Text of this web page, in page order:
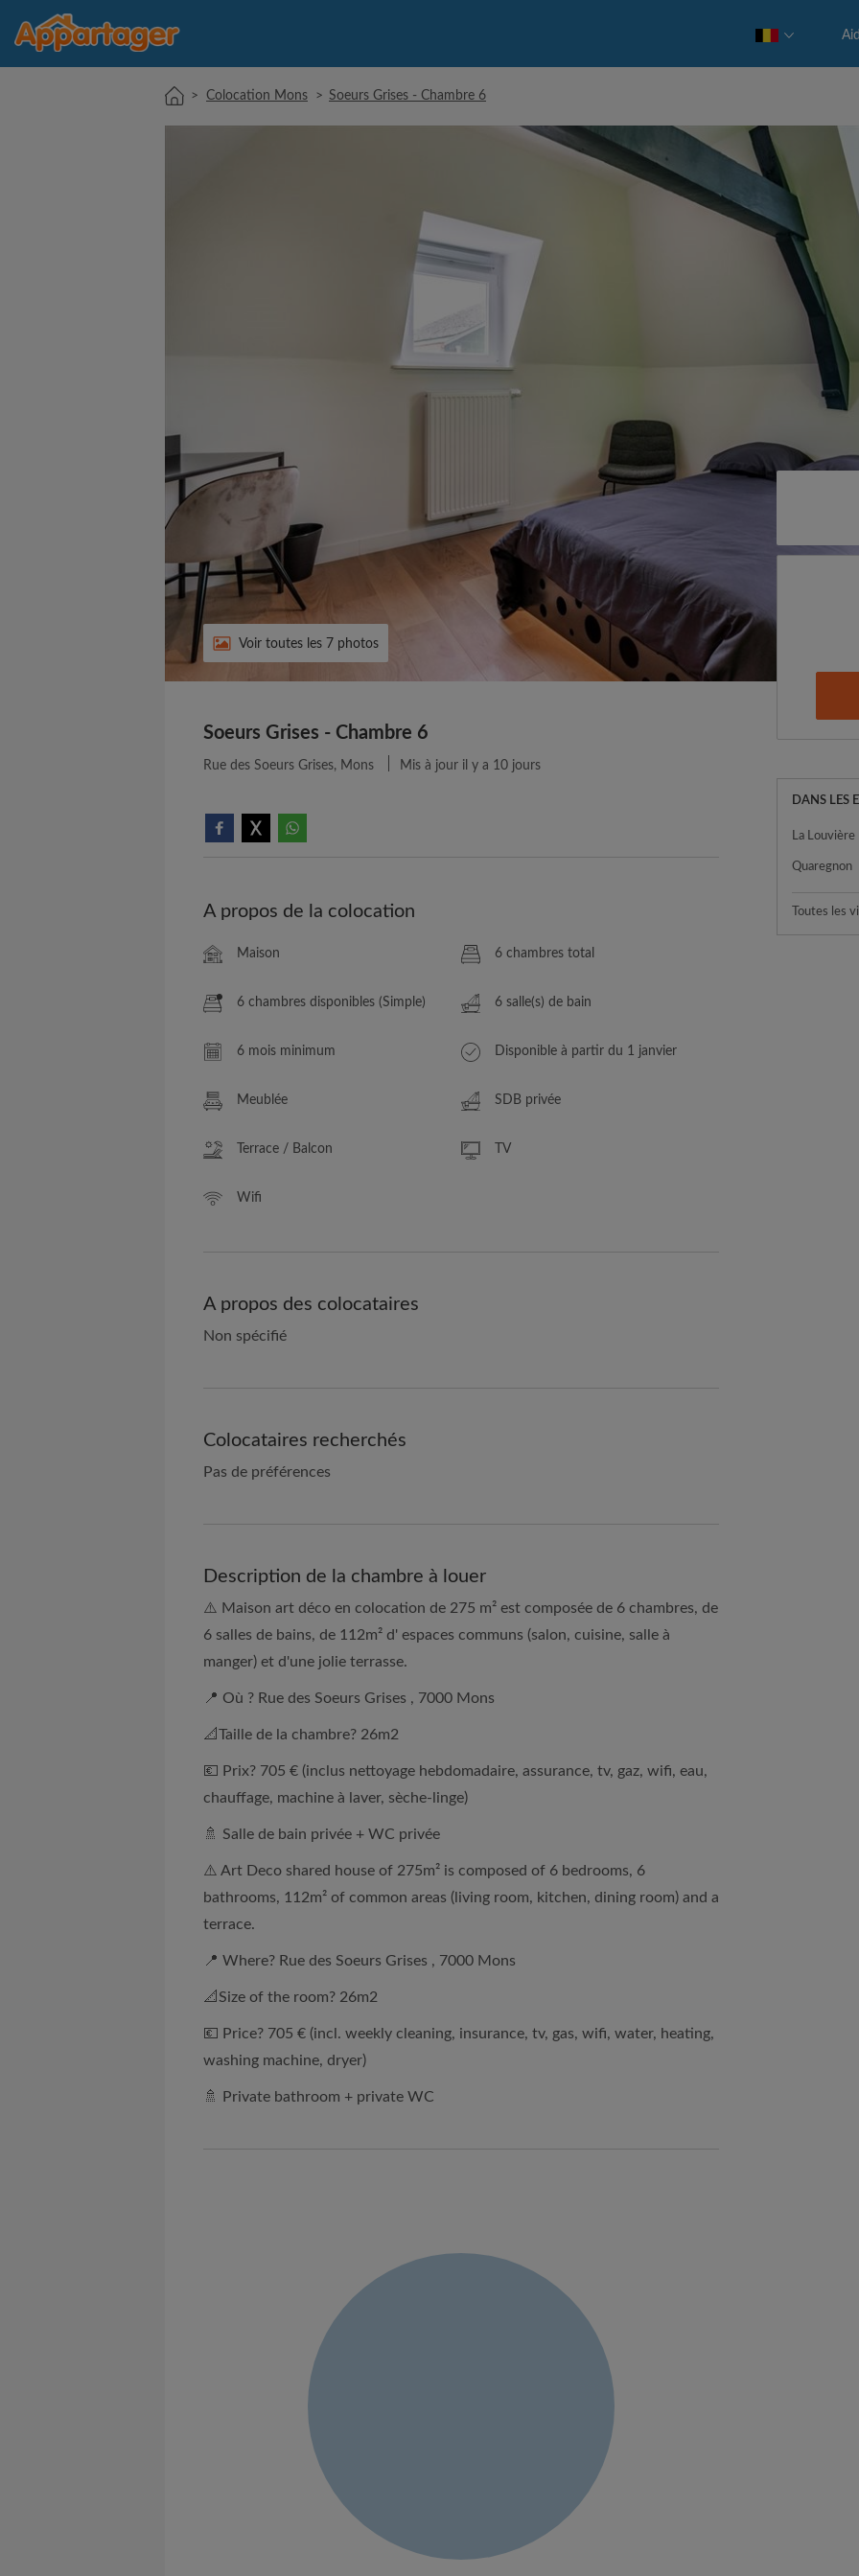
> Colocation Mons > Soeurs Grises - Chambre 6
Voir toutes les 7 photos
Soeurs Grises - Chambre 6
Rue des Soeurs Grises, Mons Mis à jour il y a 10 jours
A propos de la colocation
Maison 6 chambres total
6 chambres disponibles (Simple) 6 salle(s) de bain
6 mois minimum Disponible à partir du 1 janvier
Meublée SDB privée
Terrace / Balcon TV
Wifi
A propos des colocataires
Non spécifié
Colocataires recherchés
Pas de préférences
Description de la chambre à louer
⚠️ Maison art déco en colocation de 275 m² est composée de 6 chambres, de
6 salles de bains, de 112m² d' espaces communs (salon, cuisine, salle à
manger) et d'une jolie terrasse.
📍 Où ? Rue des Soeurs Grises , 7000 Mons
📐Taille de la chambre? 26m2
💶 Prix? 705 € (inclus nettoyage hebdomadaire, assurance, tv, gaz, wifi, eau,
chauffage, machine à laver, sèche-linge)
🚿 Salle de bain privée + WC privée
⚠️ Art Deco shared house of 275m² is composed of 6 bedrooms, 6
bathrooms, 112m² of common areas (living room, kitchen, dining room) and a
terrace.
📍 Where? Rue des Soeurs Grises , 7000 Mons
📐Size of the room? 26m2
💶 Price? 705 € (incl. weekly cleaning, insurance, tv, gas, wifi, water, heating,
washing machine, dryer)
🚿 Private bathroom + private WC
DANS LES
La Louvière
Quaregnon
Toutes les